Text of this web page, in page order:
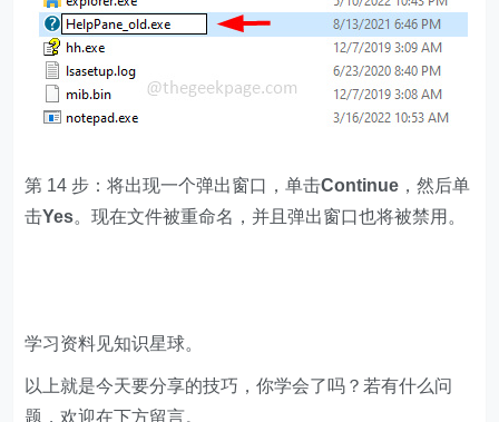
第 14 步：将出现一个弹出窗口，单击Continue ，然后单
击Yes。现在文件被重命名，并且弹出窗口也将被禁用。
学习资料见知识星球。
以上就是今天要分享的技巧，你学会了吗？若有什么问
题，欢迎在下方留言。